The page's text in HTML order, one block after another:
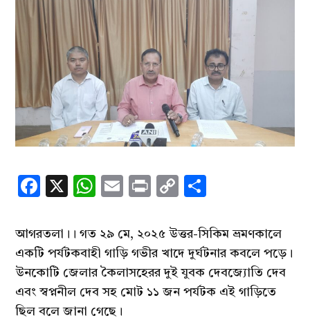
Facebook
X WhatsApp
EmailPrintCopy
আগরতলা।। গত ২৯ মে, ২০২৫ উত্তর-সিকিম ভ্রমণকালে
একটি পর্যটকবাহী গাড়ি গভীর খাদে দুর্ঘটনার কবলে পড়ে।
উনকোটি জেলার কৈলাসহেরর দুই যুবক দেবজ্যোতি দেব
এবং স্বপ্ননীল দেব সহ মোট ১১ জন পর্যটক এই গাড়িতে
ছিল বলে জানা গেছে।